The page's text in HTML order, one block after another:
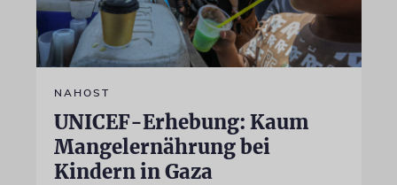
NAHOST
UNICEF-Erhebung: Kaum
Mangelernährung bei
Kindern in Gaza